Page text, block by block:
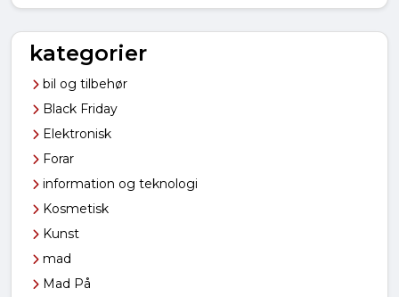
kategorier
bil og tilbehør
Black Friday
Elektronisk
Forar
information og teknologi
Kosmetisk
Kunst
mad
Mad På